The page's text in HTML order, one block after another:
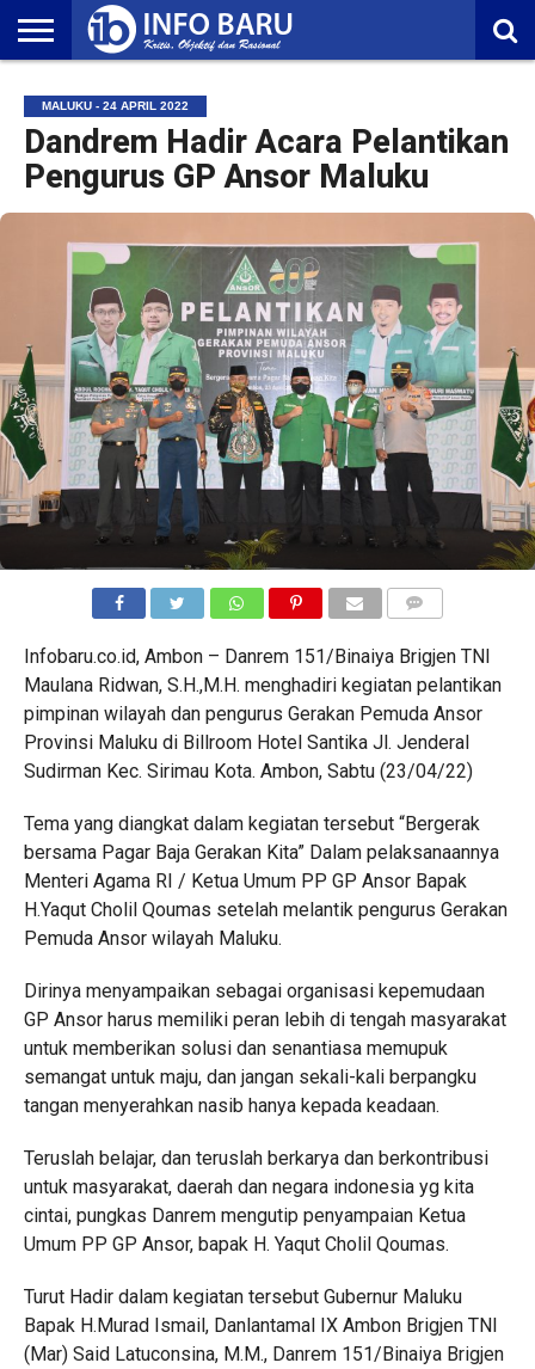
NASIONAL
AMBONIA
MALUKU
EKONOMI
POLITIK
OLAHRAGA
LIFESTYLE
REDAKSI
MALUKU - 24 APRIL 2022
Dandrem Hadir Acara Pelantikan
Pengurus GP Ansor Maluku
Infobaru.co.id, Ambon – Danrem 151/Binaiya Brigjen TNI
Maulana Ridwan, S.H.,M.H. menghadiri kegiatan pelantikan
pimpinan wilayah dan pengurus Gerakan Pemuda Ansor
Provinsi Maluku di Billroom Hotel Santika Jl. Jenderal
Sudirman Kec. Sirimau Kota. Ambon, Sabtu (23/04/22)
Tema yang diangkat dalam kegiatan tersebut “Bergerak
bersama Pagar Baja Gerakan Kita” Dalam pelaksanaannya
Menteri Agama RI / Ketua Umum PP GP Ansor Bapak
H.Yaqut Cholil Qoumas setelah melantik pengurus Gerakan
Pemuda Ansor wilayah Maluku.
Dirinya menyampaikan sebagai organisasi kepemudaan
GP Ansor harus memiliki peran lebih di tengah masyarakat
untuk memberikan solusi dan senantiasa memupuk
semangat untuk maju, dan jangan sekali-kali berpangku
tangan menyerahkan nasib hanya kepada keadaan.
Teruslah belajar, dan teruslah berkarya dan berkontribusi
untuk masyarakat, daerah dan negara indonesia yg kita
cintai, pungkas Danrem mengutip penyampaian Ketua
Umum PP GP Ansor, bapak H. Yaqut Cholil Qoumas.
Turut Hadir dalam kegiatan tersebut Gubernur Maluku
Bapak H.Murad Ismail, Danlantamal IX Ambon Brigjen TNI
(Mar) Said Latuconsina, M.M., Danrem 151/Binaiya Brigjen